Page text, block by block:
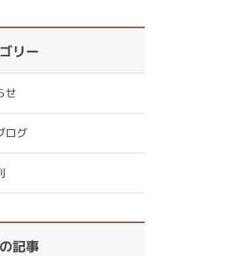
リー
せ
ログ
記事